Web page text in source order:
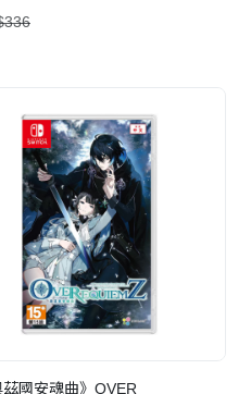
茲國安魂曲》OVER